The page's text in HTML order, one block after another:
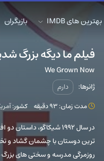
بهترین های IMDB بازیگران
فیلم ما دیگه بزرگ
We Grown Now
ژانرها: دارم
مدت زمان: 93 دقیقه کشور:
در سال ۱۹۹۲ شیکاگو،
ترین دوستان با چشمان گشاد و
روزمرگی مدرسه و سختی های